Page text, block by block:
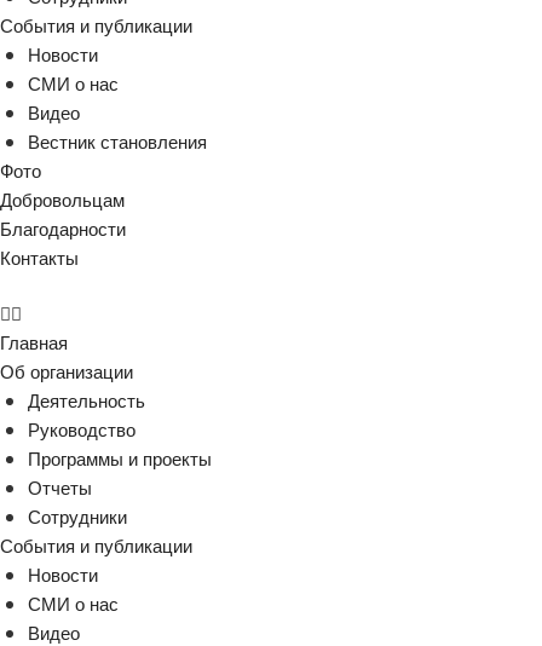
События и публикации
Новости
СМИ о нас
Видео
Вестник становления
Фото
Добровольцам
Благодарности
Контакты
Главная
Об организации
Деятельность
Руководство
Программы и проекты
Отчеты
Сотрудники
События и публикации
Новости
СМИ о нас
Видео